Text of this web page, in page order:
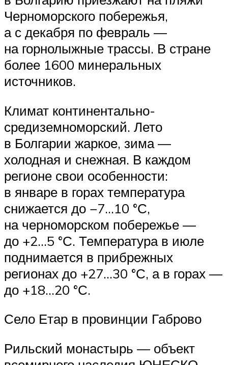
Черноморского побережья,
а с декабря по февраль —
на горнолыжные трассы. В стране
более 1600 минеральных
источников.
Климат континентально-
средиземноморский. Лето
в Болгарии жаркое, зима —
холодная и снежная. В каждом
регионе свои особенности:
в январе в горах температура
снижается до −7…10 °С,
на черноморском побережье —
до +2…5 °С. Температура в июле
поднимается в прибрежных
регионах до +27…30 °С, а в горах —
до +18…20 °С.
Село Етар в провинции Габрово
Рильский монастырь — объект